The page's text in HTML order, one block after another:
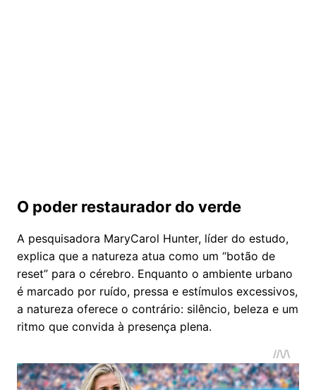
O poder restaurador do verde
A pesquisadora MaryCarol Hunter, líder do estudo,
explica que a natureza atua como um “botão de
reset” para o cérebro. Enquanto o ambiente urbano
é marcado por ruído, pressa e estímulos excessivos,
a natureza oferece o contrário: silêncio, beleza e um
ritmo que convida à presença plena.